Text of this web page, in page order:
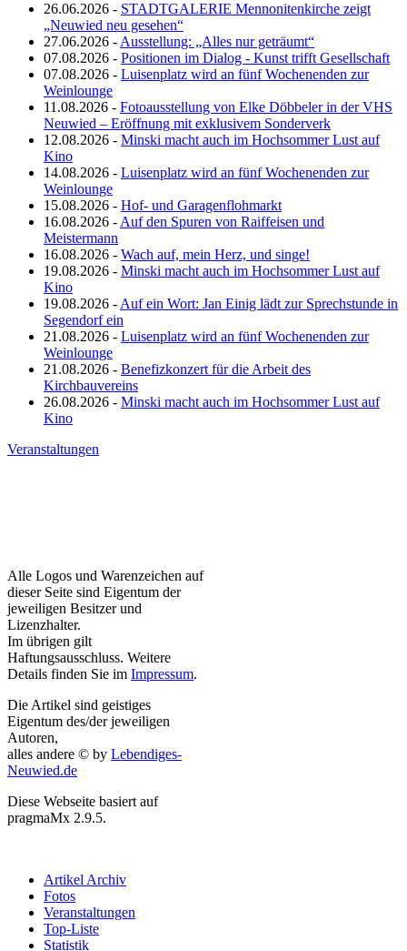
26.06.2026 - STADTGALERIE Mennonitenkirche zeigt
„Neuwied neu gesehen“
27.06.2026 - Ausstellung: „Alles nur geträumt“
07.08.2026 - Positionen im Dialog - Kunst trifft Gesellschaft
07.08.2026 - Luisenplatz wird an fünf Wochenenden zur
Weinlounge
11.08.2026 - Fotoausstellung von Elke Döbbeler in der VHS
Neuwied – Eröffnung mit exklusivem Sonderverk
12.08.2026 - Minski macht auch im Hochsommer Lust auf
Kino
14.08.2026 - Luisenplatz wird an fünf Wochenenden zur
Weinlounge
15.08.2026 - Hof- und Garagenflohmarkt
16.08.2026 - Auf den Spuren von Raiffeisen und
Meistermann
16.08.2026 - Wach auf, mein Herz, und singe!
19.08.2026 - Minski macht auch im Hochsommer Lust auf
Kino
19.08.2026 - Auf ein Wort: Jan Einig lädt zur Sprechstunde in
Segendorf ein
21.08.2026 - Luisenplatz wird an fünf Wochenenden zur
Weinlounge
21.08.2026 - Benefizkonzert für die Arbeit des
Kirchbauvereins
26.08.2026 - Minski macht auch im Hochsommer Lust auf
Kino
Veranstaltungen
Alle Logos und Warenzeichen auf
dieser Seite sind Eigentum der
jeweiligen Besitzer und
Lizenzhalter.
Im übrigen gilt
Haftungsausschluss. Weitere
Details finden Sie im Impressum.
Die Artikel sind geistiges
Eigentum des/der jeweiligen
Autoren,
alles andere © by Lebendiges-
Neuwied.de
Diese Webseite basiert auf
pragmaMx 2.9.5.
Artikel Archiv
Fotos
Veranstaltungen
Top-Liste
Statistik